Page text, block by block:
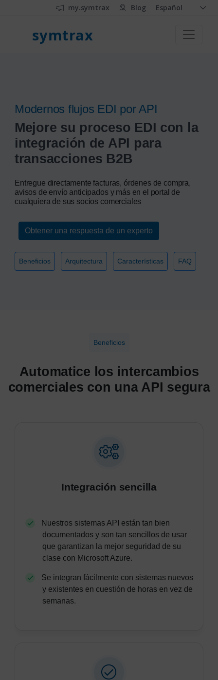
my.symtrax Blog Español
symtrax
Modernos flujos EDI por API
Mejore su proceso EDI con la
integración de API para
transacciones B2B
Entregue directamente facturas, órdenes de compra,
avisos de envío anticipados y más en el portal de
cualquiera de sus socios comerciales
Obtener una respuesta de un experto
Beneficios Arquitectura Características FAQ
Beneficios
Automatice los intercambios
comerciales con una API segura
Integración sencilla
Nuestros sistemas API están tan bien
documentados y son tan sencillos de usar
que garantizan la mejor seguridad de su
clase con Microsoft Azure.
Se integran fácilmente con sistemas nuevos
y existentes en cuestión de horas en vez de
semanas.